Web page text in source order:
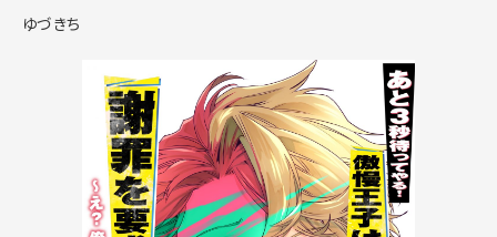
ゆづきち